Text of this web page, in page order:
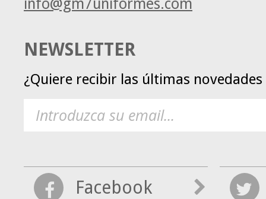
info@gm7uniformes.com
NEWSLETTER
¿Quiere recibir las últimas
Facebook